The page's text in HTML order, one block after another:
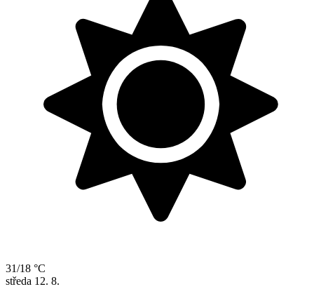
31/18 °C
středa 12. 8.